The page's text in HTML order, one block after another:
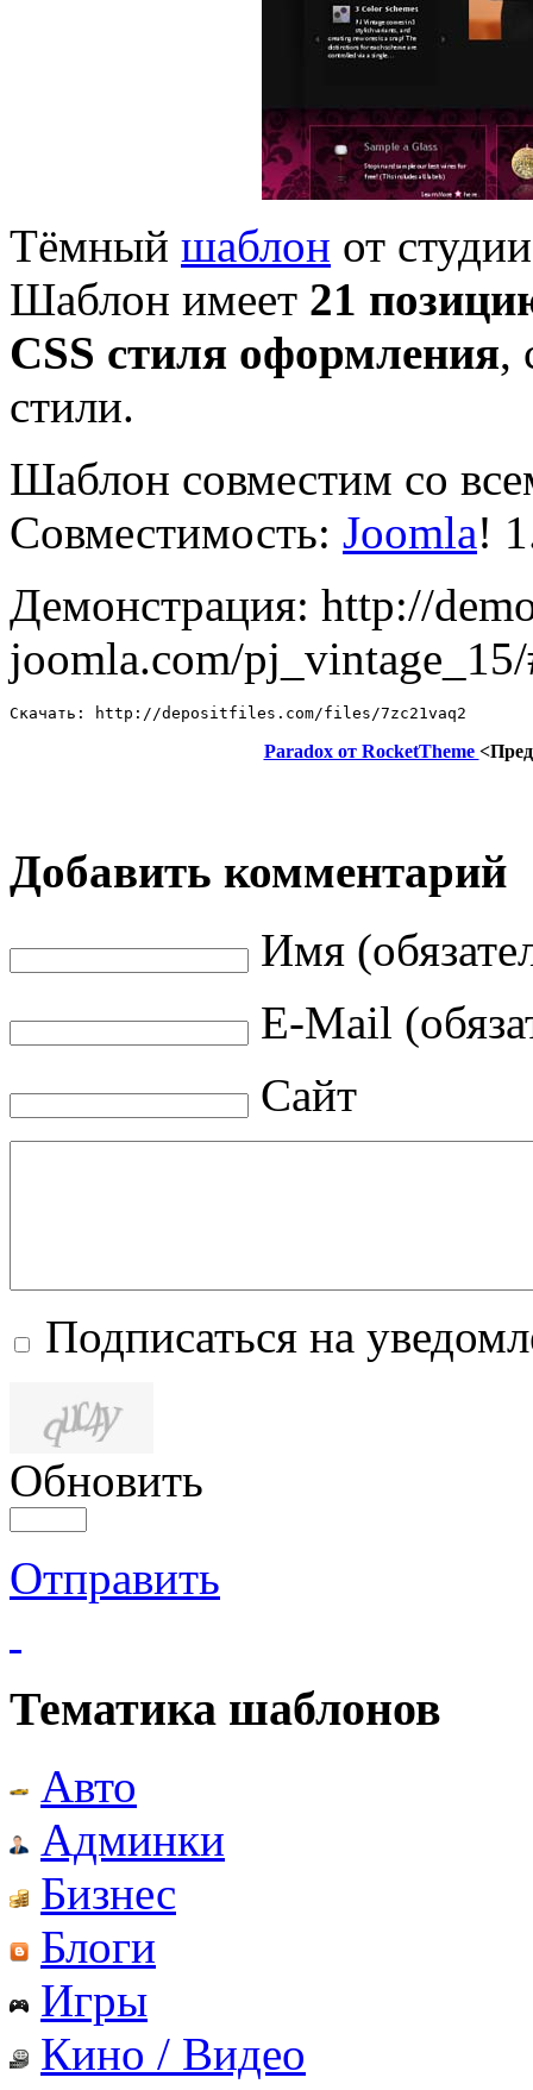
Тёмный шаблон от
Шаблон имеет 21
CSS стиля оформления,
стили.
Шаблон совместим со
Совместимость: Joomla!
Демонстрация: http://
joomla.com/
Скачать: http://depositfiles.com/files/7zc21vaq2
Paradox от RocketTheme
Добавить комментарий
Имя
E-Mail
Сайт
Подписаться на
Обновить
Отправить
Тематика шаблонов
Авто
Админки
Бизнес
Блоги
Игры
Кино / Видео